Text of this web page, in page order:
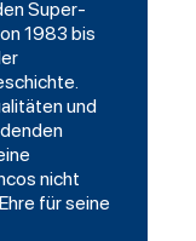
Super-
1983 bis
und
nicht
für seine